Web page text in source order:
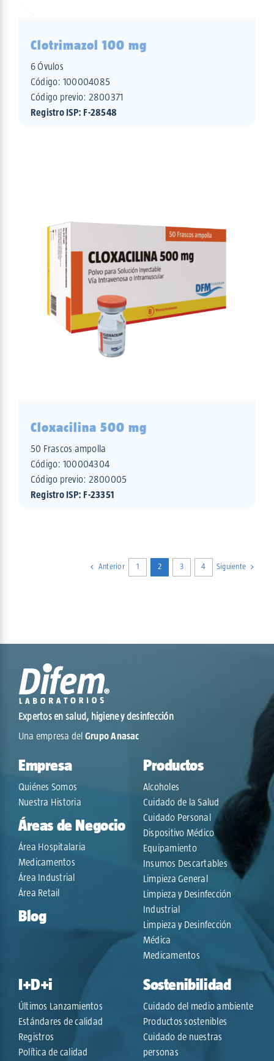
Clotrimazol 100 mg
6 Óvulos
Código: 100004085
Código previo: 2800371
Registro ISP: F-28548
Cloxacilina 500 mg
50 Frascos ampolla
Código: 100004304
Código previo: 2800005
Registro ISP: F-23351
Anterior 1 2 3 4 Siguiente
Expertos en salud, higiene y desinfección
Una empresa del Grupo Anasac
Empresa
Quiénes Somos
Nuestra Historia
Áreas de Negocio
Área Hospitalaria
Medicamentos
Área Industrial
Área Retail
Blog
Productos
Alcoholes
Cuidado de la Salud
Cuidado Personal
Dispositivo Médico
Equipamiento
Insumos Descartables
Limpieza General
Limpieza y Desinfección
Industrial
Limpieza y Desinfección
Médica
Medicamentos
I+D+i
Últimos Lanzamientos
Estándares de calidad
Registros
Política de calidad
Sostenibilidad
Cuidado del medio ambiente
Productos sostenibles
Cuidado de nuestras
personas